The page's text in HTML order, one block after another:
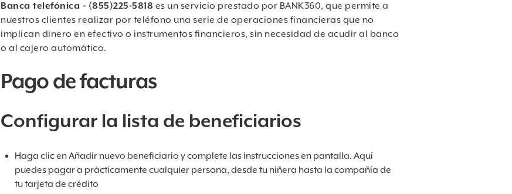
Banca telefónica - (855)225-5818 es un servicio prestado por BANK360, que permite a
nuestros clientes realizar por teléfono una serie de operaciones financieras que no
implican dinero en efectivo o instrumentos financieros, sin necesidad de acudir al banco
o al cajero automático.
Pago de facturas
Configurar la lista de beneficiarios
Haga clic en Añadir nuevo beneficiario y complete las instrucciones en pantalla. Aquí
puedes pagar a prácticamente cualquier persona, desde tu niñera hasta la compañía de
tu tarjeta de crédito